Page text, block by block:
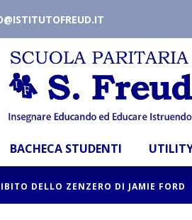
BACHECA STUDENTI
DELLO ZENZERO DI JAMIE FORD